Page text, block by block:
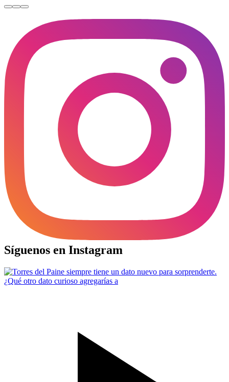
Síguenos en Instagram